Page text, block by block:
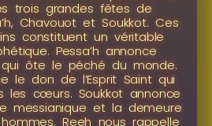
trois grandes fêtes de
Chavouot et Soukkot. Ces
constituent un véritable
Pessa’h annonce
qui ôte le péché du monde.
le don de l’Esprit Saint qui
les cœurs. Soukkot annonce
messianique et la demeure
Reeh nous rappelle